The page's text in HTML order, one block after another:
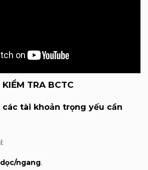
TRA BCTC
các tài khoản trọng yếu cần
ngang.